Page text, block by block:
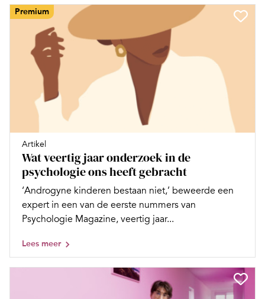
Premium
Artikel
Wat veertig jaar onderzoek in de
psychologie ons heeft gebracht
‘Androgyne kinderen bestaan niet,’ beweerde een
expert in een van de eerste nummers van
Psychologie Magazine, veertig jaar...
Lees meer